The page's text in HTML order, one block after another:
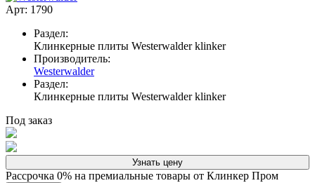
Арт: 1790
Раздел:
Клинкерные плиты Westerwalder klinker
Производитель:
Westerwalder
Раздел:
Клинкерные плиты Westerwalder klinker
Под заказ
Узнать цену
Рассрочка 0% на премиальные товары от Клинкер Пром